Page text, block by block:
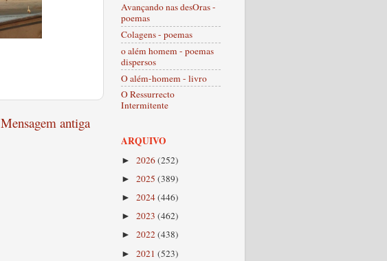
Mensagem antiga
Avançando nas desOras -
poemas
Colagens - poemas
o além homem - poemas
dispersos
O além-homem - livro
O Ressurrecto
Intermitente
ARQUIVO
► 2026(252)
► 2025 (389)
► 2024(446)
► 2023 (462)
► 2022(438)
► 2021 (523)